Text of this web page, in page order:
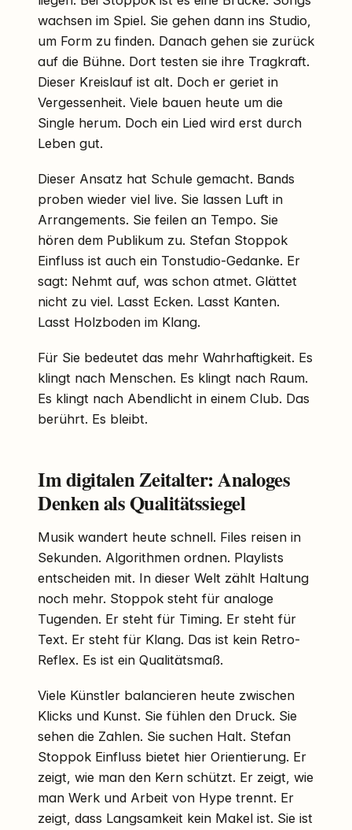
wachsen im Spiel. Sie gehen dann ins Studio,
um Form zu finden. Danach gehen sie zurück
auf die Bühne. Dort testen sie ihre Tragkraft.
Dieser Kreislauf ist alt. Doch er geriet in
Vergessenheit. Viele bauen heute um die
Single herum. Doch ein Lied wird erst durch
Leben gut.
Dieser Ansatz hat Schule gemacht. Bands
proben wieder viel live. Sie lassen Luft in
Arrangements. Sie feilen an Tempo. Sie
hören dem Publikum zu. Stefan Stoppok
Einfluss ist auch ein Tonstudio-Gedanke. Er
sagt: Nehmt auf, was schon atmet. Glättet
nicht zu viel. Lasst Ecken. Lasst Kanten.
Lasst Holzboden im Klang.
Für Sie bedeutet das mehr Wahrhaftigkeit. Es
klingt nach Menschen. Es klingt nach Raum.
Es klingt nach Abendlicht in einem Club. Das
berührt. Es bleibt.
Im digitalen Zeitalter: Analoges
Denken als Qualitätssiegel
Musik wandert heute schnell. Files reisen in
Sekunden. Algorithmen ordnen. Playlists
entscheiden mit. In dieser Welt zählt Haltung
noch mehr. Stoppok steht für analoge
Tugenden. Er steht für Timing. Er steht für
Text. Er steht für Klang. Das ist kein Retro-
Reflex. Es ist ein Qualitätsmaß.
Viele Künstler balancieren heute zwischen
Klicks und Kunst. Sie fühlen den Druck. Sie
sehen die Zahlen. Sie suchen Halt. Stefan
Stoppok Einfluss bietet hier Orientierung. Er
zeigt, wie man den Kern schützt. Er zeigt, wie
man Werk und Arbeit von Hype trennt. Er
zeigt, dass Langsamkeit kein Makel ist. Sie ist